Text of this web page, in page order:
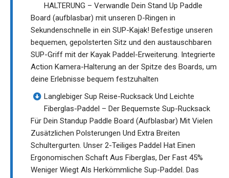
HALTERUNG – Verwandle Dein Stand Up Paddle
Board (aufblasbar) mit unseren D-Ringen in
Sekundenschnelle in ein SUP-Kajak! Befestige unseren
bequemen, gepolsterten Sitz und den austauschbaren
SUP-Griff mit der Kayak Paddel-Erweiterung. Integrierte
Action Kamera-Halterung an der Spitze des Boards, um
deine Erlebnisse bequem festzuhalten
Langlebiger Sup Reise-Rucksack Und Leichte
Fiberglas-Paddel – Der Bequemste Sup-Rucksack
Für Dein Standup Paddle Board (Aufblasbar) Mit Vielen
Zusätzlichen Polsterungen Und Extra Breiten
Schultergurten. Unser 2-Teiliges Paddel Hat Einen
Ergonomischen Schaft Aus Fiberglas, Der Fast 45%
Weniger Wiegt Als Herkömmliche Sup-Paddel. Das